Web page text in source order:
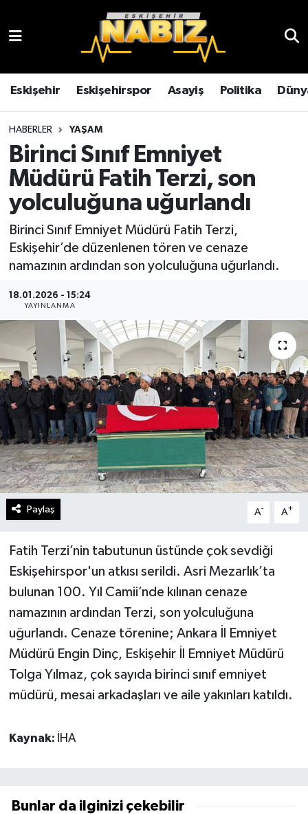
Eskişehir Eskişehirspor Asayiş Politika
HABERLER YAŞAM
Birinci Sınıf Emniyet
Müdürü Fatih Terzi, son
yolculuğuna uğurlandı
Birinci Sınıf Emniyet Müdürü Fatih Terzi,
Eskişehir’de düzenlenen tören ve cenaze
namazının ardından son yolculuğuna uğurlandı.
18.01.2026 - 15:24
YAYINLANMA
Paylaş A- A+
Fatih Terzi’nin tabutunun üstünde çok sevdiği
Eskişehirspor'un atkısı serildi. Asri Mezarlık’ta
bulunan 100. Yıl Camii’nde kılınan cenaze
namazının ardından Terzi, son yolculuğuna
uğurlandı. Cenaze törenine; Ankara İl Emniyet
Müdürü Engin Dinç, Eskişehir İl Emniyet Müdürü
Tolga Yılmaz, çok sayıda birinci sınıf emniyet
müdürü, mesai arkadaşları ve aile yakınları katıldı.
Kaynak: İHA
Bunlar da ilginizi çekebilir
Çevre
Eğitim
Ekonomi
Eskişehir
Eskişehirspor
Genel
Gündem
Kültür Sanat
Magazin
Politika
Sağlık
Spor
Yaşam
Yurttan
Eskişehir Hava Durumu
Eskişehir Trafik Yoğunluk Haritası
Tüm Manşetler
Son Dakika Haberleri
Haber Arşivi